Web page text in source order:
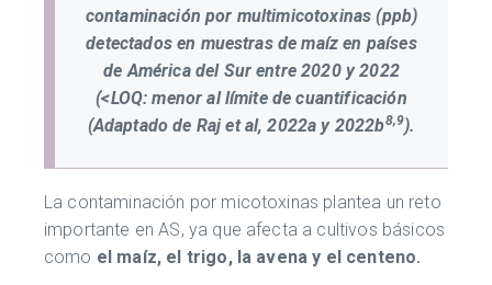
contaminación por multimicotoxinas (ppb)
detectados en muestras de maíz en países
de América del Sur entre 2020 y 2022
(<LOQ: menor al límite de cuantificación
(Adaptado de Raj et al, 2022a y 2022b8,9).
La contaminación por micotoxinas plantea un reto
importante en AS, ya que afecta a cultivos básicos
como el maíz, el trigo, la avena y el centeno.